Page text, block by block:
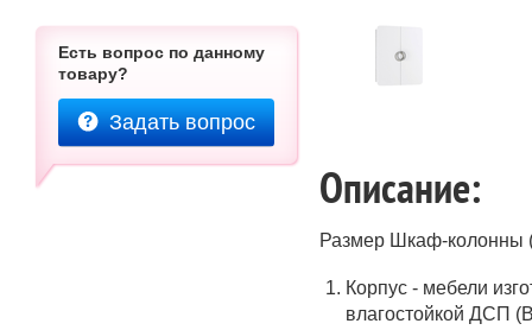
Есть вопрос по данному
товару?
Задать вопрос
Описание:
Размер Шкаф-колонны
Корпус - мебели
влагостойкой ДСП